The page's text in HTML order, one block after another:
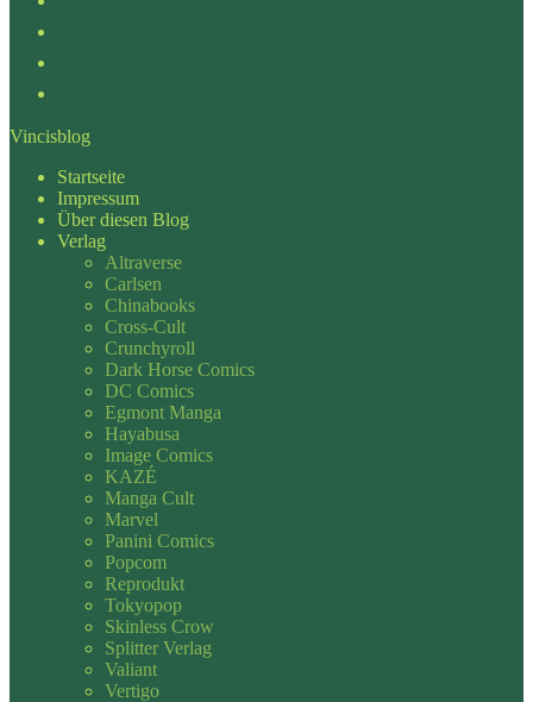
Vincisblog
Startseite
Impressum
Über diesen Blog
Verlag
Altraverse
Carlsen
Chinabooks
Cross-Cult
Crunchyroll
Dark Horse Comics
DC Comics
Egmont Manga
Hayabusa
Image Comics
KAZÉ
Manga Cult
Marvel
Panini Comics
Popcom
Reprodukt
Tokyopop
Skinless Crow
Splitter Verlag
Valiant
Vertigo